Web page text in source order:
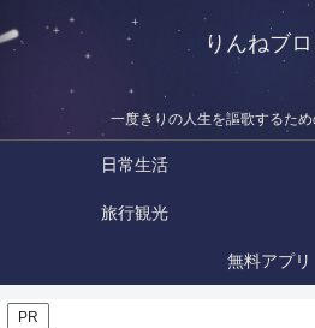
りんねブ
一度きりの人生を謳歌するた
日常生活
旅行観光
無料アプリ
PR